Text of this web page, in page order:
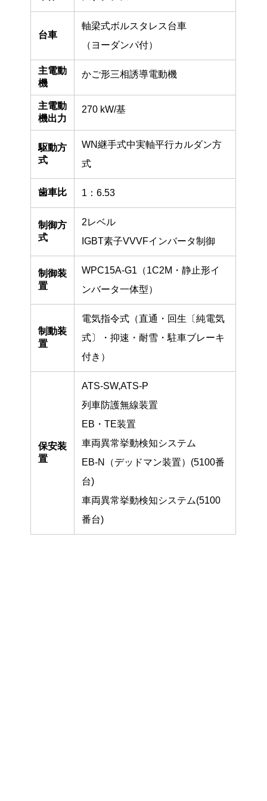
台車
軸梁式ボルスタレス台車
（ヨーダンパ付）
主電動
機
かご形三相誘導電動機
主電動
機出力
270 kW/基
駆動方
式
WN継手式中実軸平行カルダン方
式
歯車比 1：6.53
制御方
式
2レベル
IGBT素子VVVFインバータ制御
制御装
置
WPC15A-G1（1C2M・静止形イ
ンバータ一体型）
制動装
置
電気指令式（直通・回生〔純電気
式〕・抑速・耐雪・駐車ブレーキ
付き）
保安装
置
ATS-SW,ATS-P
列車防護無線装置
EB・TE装置
車両異常挙動検知システム
EB-N（デッドマン装置）(5100番
台)
車両異常挙動検知システム(5100
番台)